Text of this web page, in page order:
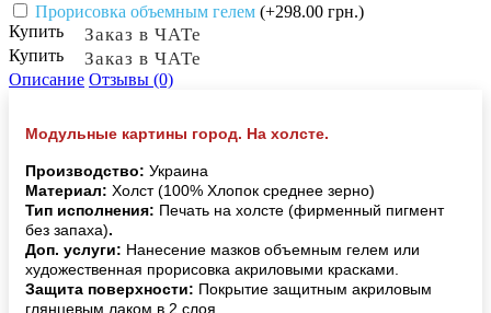
Прорисовка объемным гелем (+298.00 грн.)
Купить
Заказ в ЧАТе
Купить Заказ в ЧАТе
Описание Отзывы (0)
Модульные картины город. На холсте.
Производство: Украина
Материал: Холст (100% Хлопок среднее зерно)
Тип исполнения: Печать на холсте (фирменный пигмент
без запаха).
Доп. услуги: Нанесение мазков объемным гелем или
художественная прорисовка акриловыми красками.
Защита поверхности: Покрытие защитным акриловым
глянцевым лаком в 2 слоя.